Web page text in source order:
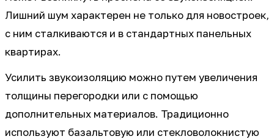
Лишний шум характерен не только для новостроек,
с ним сталкиваются и в стандартных панельных
квартирах.
Усилить звукоизоляцию можно путем увеличения
толщины перегородки или с помощью
дополнительных материалов. Традиционно
используют базальтовую или стекловолокнистую